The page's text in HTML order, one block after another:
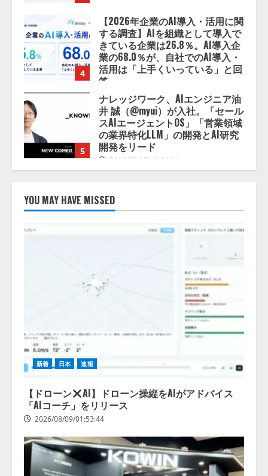
4
活用は「上手くいっている」と回
答
2026/08/07/13:53:50
ナレッジワーク、AIエンジニア油
井 誠（@myui）が入社。「セール
スAIエージェントOS」「営業領域
の業界特化LLM」の開発とAI研究
開発をリード
2026/08/07/10:54:31
【ドローン
AI】ドローン操縦を
AIがアドバイス「AIコーチ」をリ
リース
2026/08/09/01:53:44
【開催報告】次世代AIプラットフ
スに関する記者発表会を開催
3
lmessage、MCP接続機能を強化
し、AIから設定操作できる機能を
4
する調査】AIを組織として導入で
業の68.0％が、自社でのAI導入・
活用は「上手くいっている」と回
答
YOU MAY HAVE MISSED
新着 日本 速報
【ドローン
AI】ドローン操縦をAIがアドバイス
「AIコーチ」をリリース
2026/08/09/01:53:44